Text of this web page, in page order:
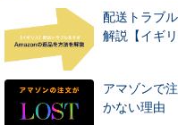
配送トラブ
解説【イギリ
アマゾンで
かない理由